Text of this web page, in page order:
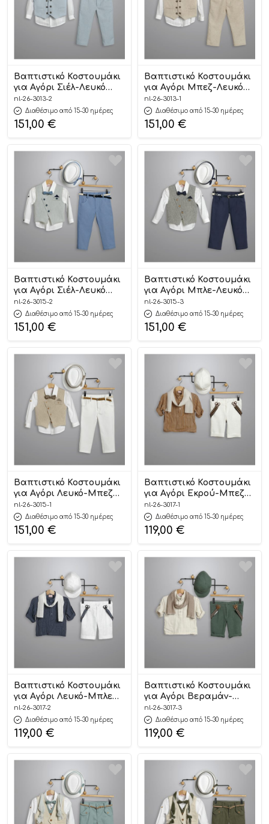
Βαπτιστικό Κοστουμάκι
για Αγόρι Σιέλ-Λευκό
3013-2, New Life
nl-26-3013-2
Διαθέσιμο από 15-30 ημέρες
151,00 €
Βαπτιστικό Κοστουμάκι
για Αγόρι Μπεζ-Λευκό
3013-1, New Life
nl-26-3013-1
Διαθέσιμο από 15-30 ημέρες
151,00 €
Βαπτιστικό Κοστουμάκι
για Αγόρι Σιέλ-Λευκό
3015-2, New Life
nl-26-3015-2
Διαθέσιμο από 15-30 ημέρες
151,00 €
Βαπτιστικό Κοστουμάκι
για Αγόρι Μπλε-Λευκό
3015-3, New Life
nl-26-3015-3
Διαθέσιμο από 15-30 ημέρες
151,00 €
Βαπτιστικό Κοστουμάκι
για Αγόρι Λευκό-Μπεζ
3015-1, New Life
nl-26-3015-1
Διαθέσιμο από 15-30 ημέρες
151,00 €
Βαπτιστικό Κοστουμάκι
για Αγόρι Εκρού-Μπεζ
3017-1, New Life
nl-26-3017-1
Διαθέσιμο από 15-30 ημέρες
119,00 €
Βαπτιστικό Κοστουμάκι
για Αγόρι Λευκό-Μπλε
3017-2, New Life
nl-26-3017-2
Διαθέσιμο από 15-30 ημέρες
119,00 €
Βαπτιστικό Κοστουμάκι
για Αγόρι Βεραμάν-
Εκρού 3017-3, New Life
nl-26-3017-3
Διαθέσιμο από 15-30 ημέρες
119,00 €